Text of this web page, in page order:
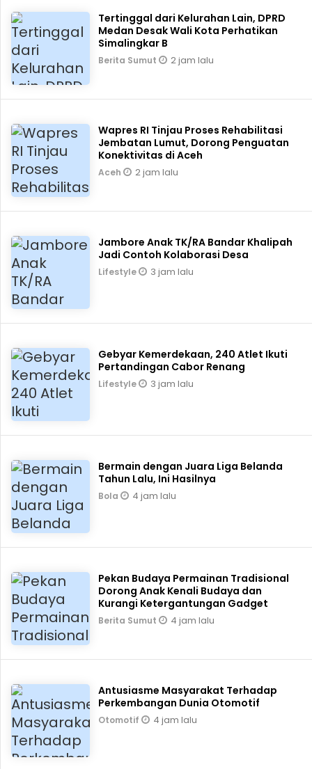
Tertinggal dari Kelurahan Lain, DPRD
Medan Desak Wali Kota Perhatikan
Simalingkar B
Berita Sumut 2 jam lalu
Wapres RI Tinjau Proses Rehabilitasi
Jembatan Lumut, Dorong Penguatan
Konektivitas di Aceh
Aceh 2 jam lalu
Jambore Anak TK/RA Bandar Khalipah
Jadi Contoh Kolaborasi Desa
Lifestyle 3 jam lalu
Gebyar Kemerdekaan, 240 Atlet Ikuti
Pertandingan Cabor Renang
Lifestyle 3 jam lalu
Bermain dengan Juara Liga Belanda
Tahun Lalu, Ini Hasilnya
Bola 4 jam lalu
Pekan Budaya Permainan Tradisional
Dorong Anak Kenali Budaya dan
Kurangi Ketergantungan Gadget
Berita Sumut 4 jam lalu
Antusiasme Masyarakat Terhadap
Perkembangan Dunia Otomotif
Otomotif 4 jam lalu